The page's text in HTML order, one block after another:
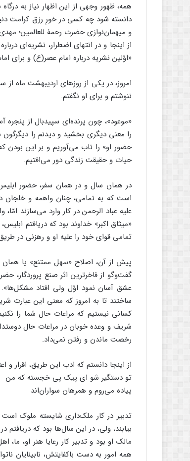
همه، ظهور وجهی از این اظهار نیاز به
دانسته شود چه کسی در خورِ رزق کرامت
و میهمان‌نوازی حضرت رحمهً للعالمین؛
از اینجا و در انتهای اضطرار، نشریه‌ای
«اوّلین نشریه درباره امام عصر(ع) و برای
ننوشتم و برای او نگفتم.
«موعود»، چون پرنده‌ای سپیدبال از
را معنی دیگری بخشید و دیدنم را
حضور او» را تاب می‌آوریم و بر این بودن
حیات و حقیقت زندگی دور می‌افتیم.
در همان سال و در همان سفر، حضور
است که به تمامی، چنان واهمه و خلجان
علیه عباد الرحمن در کار وارد می‌سازند
«میثاق اکبر» خداوند بود که دریافتم
تمامی قوای خود را علیه او و رهزنی در
پیش از آن، اصلاح «سهل ممتنع» یا همان
گفت‌وگو از فاخرترین اثر صنع پروردگار،
عشق آسان نمود اوّل ولی افتاد
ساختند تا به امروز که معنی این عبارت
کسانی نیستیم که مراعات حال شما را
شریف و وعده خوبان در مراعات حال
رخصت ماندن و رفتن نمی‌داد.
از اینجا دانستم که ادب این طریق، اقرار
تو دستگیر شو ای پیک پی خجسته که من
پیاده می‌روم و همرهان سواران‌اند
تدبیر در کار ملک‌داری شایسته ملوک
بیابند، ولی، در این سال‌ها بود که
مالک او بود و تدبیر کار رعایا هنر او،
همه امور به دست باکفایتش، نابینایان